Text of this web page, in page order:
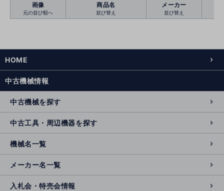
画像
元の並び順へ
商品名
並び替え
メーカー
並び替え
HOME
中古機械情報
中古機械を探す
中古工具・周辺機器を探す
機械名一覧
メーカー名一覧
入札会・特売会情報